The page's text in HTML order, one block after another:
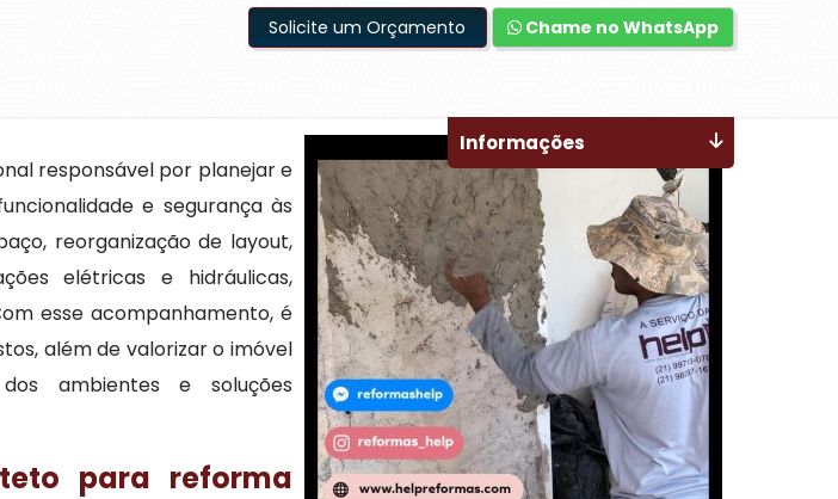
Solicite um Orçamento Chame no WhatsApp
responsável por planejar e
e segurança às
reorganização de layout,
elétricas e hidráulicas,
esse acompanhamento, é
além de valorizar o imóvel
ambientes e soluções
para reforma
Informações